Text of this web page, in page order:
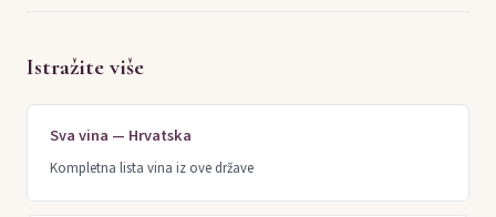
Istražite više
Sva vina — Hrvatska
Kompletna lista vina iz ove države